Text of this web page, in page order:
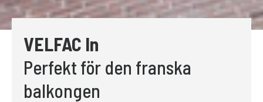
VELFAC In
Perfekt för den franska
balkongen